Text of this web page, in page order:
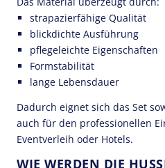
strapazierfähige Qualität
blickdichte Ausführung
pflegeleichte Eigenschaften
Formstabilität
lange Lebensdauer
Dadurch eignet sich das Set
auch für den professionellen
Eventverleih oder Hotels.
WIE WERDEN DIE